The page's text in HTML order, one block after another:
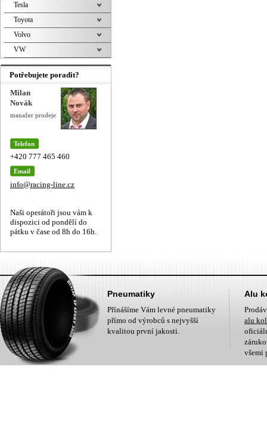
Tesla
Toyota
Volvo
VW
Potřebujete poradit?
Milan
Novák
manažer prodeje
Telefon
+420 777 465 460
Email
info@racing-line.cz
Naši operátoři jsou vám k
dispozici od pondělí do
pátku v čase od 8h do 16h.
Pneumatiky
Přínášíme Vám levné pneumatiky
přímo od výrobců s nejvyšší
kvalitou první jakosti.
Alu
alu
všemi